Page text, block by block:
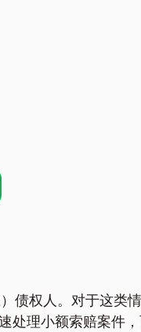
债权人。对于这类
处理小额索赔案件